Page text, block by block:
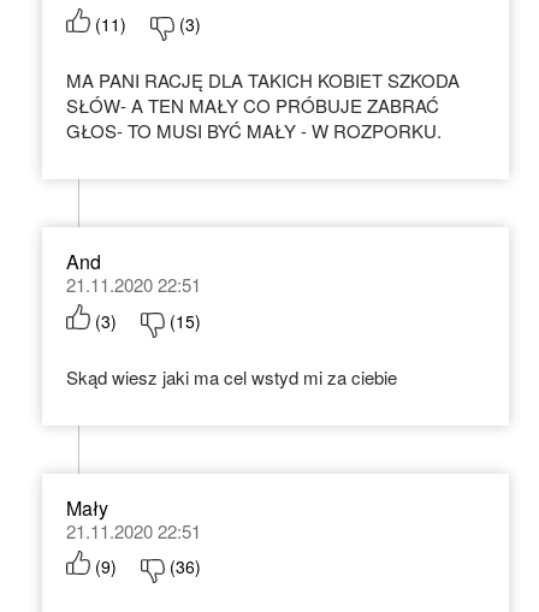
(11) (3)
MA PANI RACJĘ DLA TAKICH KOBIET SZKODA
SŁÓW- A TEN MAŁY CO PRÓBUJE ZABRAĆ
GŁOS- TO MUSI BYĆ MAŁY - W ROZPORKU.
And
21.11.2020 22:51
(3) (15)
Skąd wiesz jaki ma cel wstyd mi za ciebie
Mały
21.11.2020 22:51
(9) (36)